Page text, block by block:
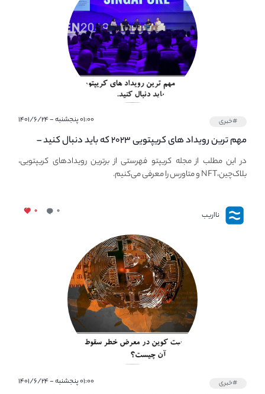
#خبری ۰۱:۰۰ پنجشنبه - ۱۴۰۱/۶/۲۴
مهم ترین رویداد های کریپتویی ۲۰۲۳ که باید دنبال کنید –
معرفی بهترین رویداد های جهانی
در این مطلب از مجله کریپتو فهرستی از برترین رویدادهای کریپتویی،
بلاک‌چین،NFT و متاورس را معرفی می‌کنیم.
نااریب ۰ ۰
#خبری ۰۱:۰۰ پنجشنبه - ۱۴۰۱/۶/۲۴